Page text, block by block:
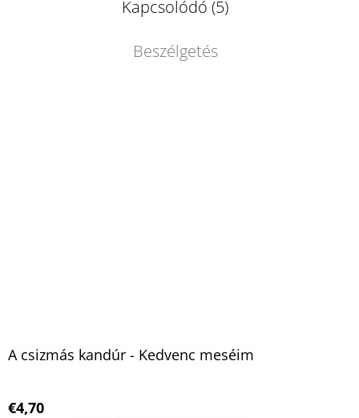
Kapcsolódó (5)
Beszélgetés
A csizmás kandúr - Kedvenc meséim
€4,70